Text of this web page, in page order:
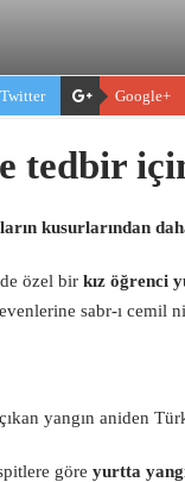
Twitter Google+
tedbir
kusurlarından
özel bir kız öğrenci
sabr-ı cemil
yangın aniden
göre yurtta